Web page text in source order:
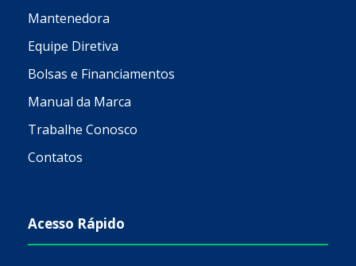
Mantenedora
Equipe Diretiva
Bolsas e Financiamentos
Manual da Marca
Trabalhe Conosco
Contatos
Acesso Rápido